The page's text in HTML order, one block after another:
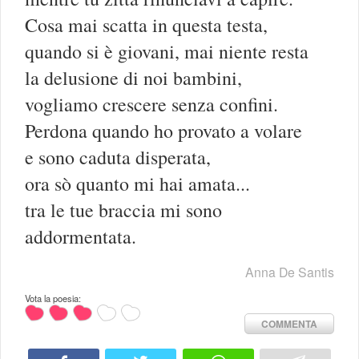
Cosa mai scatta in questa testa,
quando si è giovani, mai niente resta
la delusione di noi bambini,
vogliamo crescere senza confini.
Perdona quando ho provato a volare
e sono caduta disperata,
ora sò quanto mi hai amata...
tra le tue braccia mi sono
addormentata.
Anna De Santis
Vota la poesia:
COMMENTA